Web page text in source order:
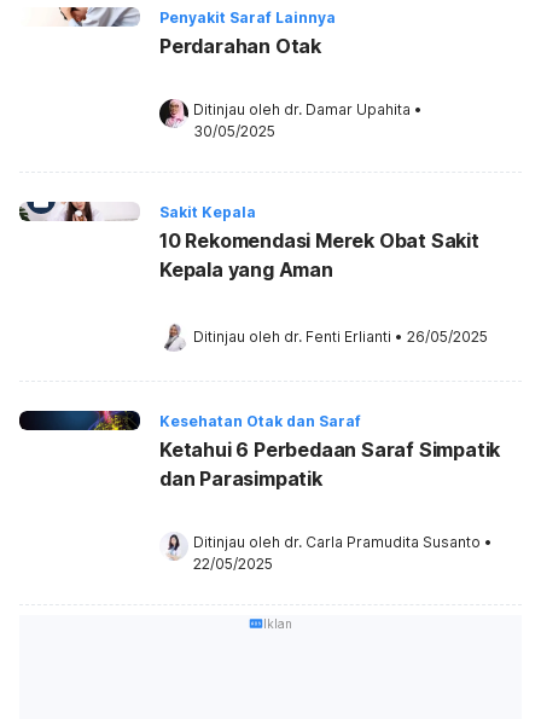
Penyakit Saraf Lainnya
Perdarahan Otak
Ditinjau oleh dr. Damar Upahita •
30/05/2025
Sakit Kepala
10 Rekomendasi Merek Obat Sakit
Kepala yang Aman
Ditinjau oleh dr. Fenti Erlianti • 26/05/2025
Kesehatan Otak dan Saraf
Ketahui 6 Perbedaan Saraf Simpatik
dan Parasimpatik
Ditinjau oleh dr. Carla Pramudita Susanto •
22/05/2025
Iklan